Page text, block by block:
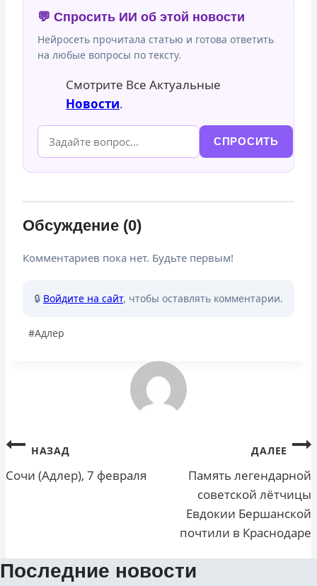
💬 Спросить ИИ об этой новости
Нейросеть прочитала статью и готова ответить
на любые вопросы по тексту.
Смотрите Все Актуальные
Новости.
СПРОСИТЬ
Обсуждение (0)
Комментариев пока нет. Будьте первым!
🔒 Войдите на сайт, чтобы оставлять комментарии.
Метки
#Адлер
Навигация
по
НАЗАД
Сочи (Адлер), 7 февраля
ДАЛЕЕ
Память легендарной
советской лётчицы
Евдокии Бершанской
почтили в Краснодаре
Последние новости